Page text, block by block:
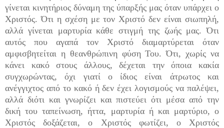
γίνεται κινητήριος δύναμη της ύπαρξής μας όταν υπάρχει ο
Χριστός. Ότι η σχέση με τον Χριστό δεν είναι σιωπηλή,
αλλά γίνεται μαρτυρία κάθε στιγμή της ζωής μας. Ότι
αυτός που αγαπά τον Χριστό διαμαρτύρεται όταν
αμφισβητείται η θεανθρώπινη φύση Του. Ότι, χωρίς να
κάνει κακό στους άλλους, δέχεται την όποια κακία
συγχωρώντας, όχι γιατί ο ίδιος είναι άτρωτος και
ανέγγιχτος από το κακό ή δεν έχει λογισμούς να παλέψει,
αλλά διότι και γνωρίζει και πιστεύει ότι μέσα από την
δική του ταπείνωση, ήττα, μαρτυρία ή και μαρτύριο, ο
Χριστός δοξάζεται, ο Χριστός φωτίζει, ο Χριστός